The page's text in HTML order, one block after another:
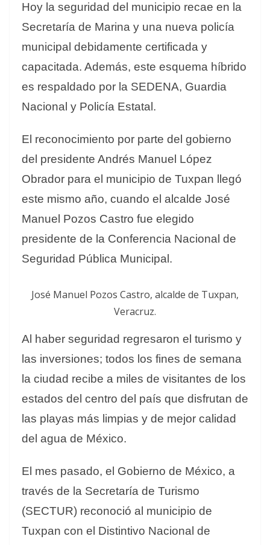
Hoy la seguridad del municipio recae en la
Secretaría de Marina y una nueva policía
municipal debidamente certificada y
capacitada. Además, este esquema híbrido
es respaldado por la SEDENA, Guardia
Nacional y Policía Estatal.
El reconocimiento por parte del gobierno
del presidente Andrés Manuel López
Obrador para el municipio de Tuxpan llegó
este mismo año, cuando el alcalde José
Manuel Pozos Castro fue elegido
presidente de la Conferencia Nacional de
Seguridad Pública Municipal.
José Manuel Pozos Castro, alcalde de Tuxpan,
Veracruz.
Al haber seguridad regresaron el turismo y
las inversiones; todos los fines de semana
la ciudad recibe a miles de visitantes de los
estados del centro del país que disfrutan de
las playas más limpias y de mejor calidad
del agua de México.
El mes pasado, el Gobierno de México, a
través de la Secretaría de Turismo
(SECTUR) reconoció al municipio de
Tuxpan con el Distintivo Nacional de